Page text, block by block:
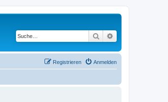
Suche
Anmelden
Registrieren